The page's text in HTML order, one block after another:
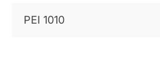
PEI 1010